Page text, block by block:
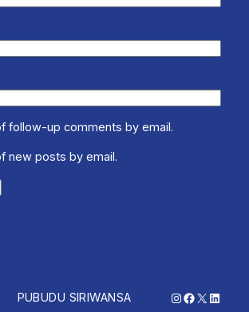
follow-up comments by email.
new posts by email.
PUBUDU SIRIWANSA Instagram
Facebook
X